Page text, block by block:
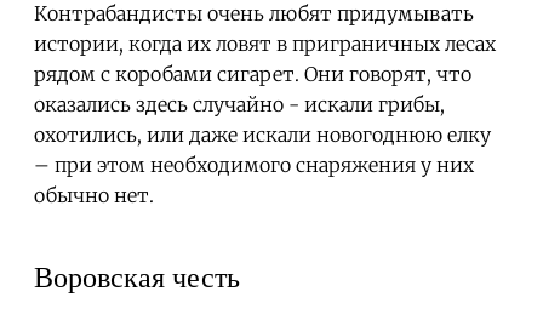
Контрабандисты очень любят придумывать
истории, когда их ловят в приграничных лесах
рядом с коробами сигарет. Они говорят, что
оказались здесь случайно - искали грибы,
охотились, или даже искали новогоднюю елку
– при этом необходимого снаряжения у них
обычно нет.
Воровская честь